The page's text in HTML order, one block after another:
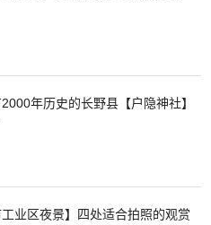
年历史的长野县【户隐神社】
工业区夜景】四处适合拍照的观赏